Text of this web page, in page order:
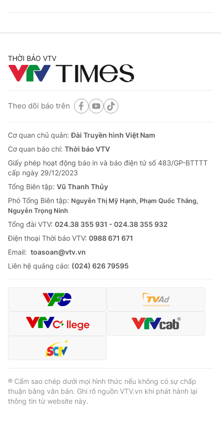
THỜI BÁO VTV
Theo dõi báo trên
Cơ quan chủ quản:Đài Truyền hình Việt Nam
Cơ quan báo chí: Thời báo VTV
Giấy phép hoạt động báo in và báo điện tử số 483/GP-BTTTT
cấp ngày 29/12/2023
Tổng Biên tập: Vũ Thanh Thủy
Phó Tổng Biên tập: Nguyễn Thị Mỹ Hạnh, Phạm Quốc Thắng,
Nguyễn Trọng Ninh
Tổng đài VTV: 024.38 355 931 - 024.38 355 932
Ðiện thoại Thời báo VTV: 0988 671 671
Email: toasoan@vtv.vn
Liên hệ quảng cáo: (024) 626 79595
® Cấm sao chép dưới mọi hình thức nếu không có sự chấp
thuận bằng văn bản. Ghi rõ nguồn VTV.vn khi phát hành lại
thông tin từ website này.